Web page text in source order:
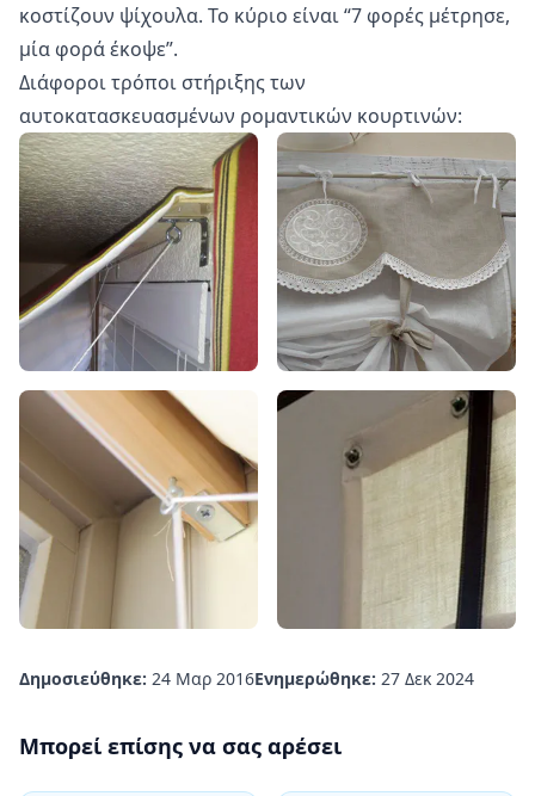
κοστίζουν ψίχουλα. Το κύριο είναι “7 φορές μέτρησε,
μία φορά έκοψε”.
Διάφοροι τρόποι στήριξης των
αυτοκατασκευασμένων ρομαντικών κουρτινών:
Δημοσιεύθηκε: 24 Μαρ 2016Ενημερώθηκε: 27 Δεκ 2024
Μπορεί επίσης να σας αρέσει